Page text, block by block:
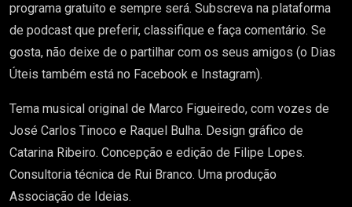
programa gratuito e sempre será. Subscreva na plataforma
de podcast que preferir, classifique e faça comentário. Se
gosta, não deixe de o partilhar com os seus amigos (o Dias
Úteis também está no Facebook e Instagram).
Tema musical original de Marco Figueiredo, com vozes de
José Carlos Tinoco e Raquel Bulha. Design gráfico de
Catarina Ribeiro. Concepção e edição de Filipe Lopes.
Consultoria técnica de Rui Branco. Uma produção
Associação de Ideias.